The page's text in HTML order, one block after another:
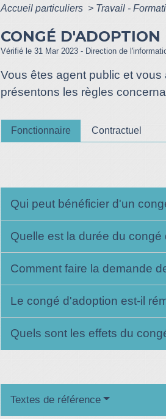
Accueil particuliers > Travail -
CONGÉ
Vérifié le 31 Mar 2023 - Direction de
Vous êtes agent public et
présentons les règles
Fonctionnaire Contractuel
Qui peut bénéficier d'un
Quelle est la durée du congé
Comment faire la demande
Le congé d'adoption est-il
Quels sont les effets du
Textes de référence